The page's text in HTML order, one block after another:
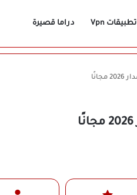
تطبيقات Vpn دراما قصيرة